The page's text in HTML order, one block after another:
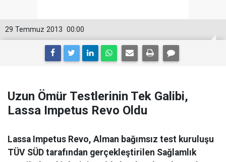
00:00
29 Temmuz 2013
Uzun Ömür Testlerinin Tek Galibi,
Lassa Impetus Revo Oldu
Lassa Impetus Revo, Alman bağımsız test kuruluşu
TÜV SÜD tarafından gerçekleştirilen Sağlamlık